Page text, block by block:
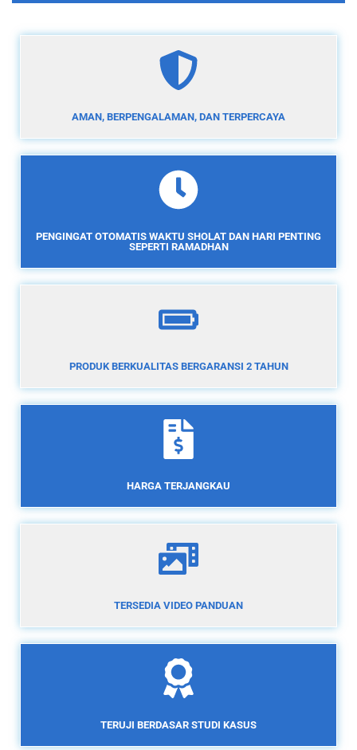
AMAN, BERPENGALAMAN, DAN TERPERCAYA
PENGINGAT OTOMATIS WAKTU SHOLAT DAN HARI PENTING
SEPERTI RAMADHAN
PRODUK BERKUALITAS BERGARANSI 2 TAHUN
HARGA TERJANGKAU
TERSEDIA VIDEO PANDUAN
TERUJI BERDASAR STUDI KASUS